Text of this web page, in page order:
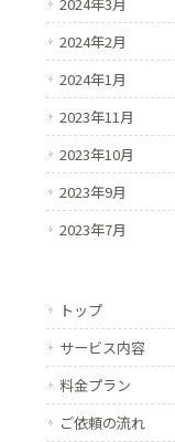
2024年3月
2024年2月
2024年1月
2023年11月
2023年10月
2023年9月
2023年7月
トップ
サービス内容
料金プラン
ご依頼の流れ